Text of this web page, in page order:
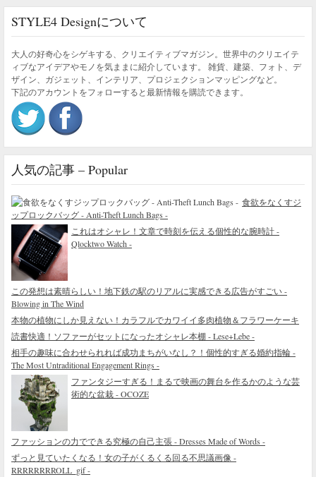
STYLE4 Designについて
大人の好奇心をシゲキする、クリエイティブマガジン。世界中のクリエイテ
ィブなアイデアやモノを気ままに紹介しています。 雑貨、建築、フォト、デ
ザイン、ガジェット、インテリア、プロジェクションマッピングなど。
下記のアカウントをフォローすると最新情報を購読できます。
人気の記事 – Popular
食欲をなくすジ
ップロックバッグ - Anti-Theft Lunch Bags -
これはオシャレ！文章で時刻を伝える個性的な腕時計 -
Qlocktwo Watch -
この発想は素晴らしい！地下鉄の駅のリアルに実感できる広告がすごい -
Blowing in The Wind
本物の植物にしか見えない！カラフルでカワイイ多肉植物＆フラワーケーキ
読書快適！ソファーがセットになったオシャレ本棚 - Lese+Lebe -
相手の趣味に合わせられれば成功まちがいなし？！個性的すぎる婚約指輪 -
The Most Untraditional Engagement Rings -
ファンタジーすぎる！まるで映画の舞台を作るかのような芸
術的な盆栽 - OCOZE
ファッションの力でできる究極の自己主張 - Dresses Made of Words -
ずっと見ていたくなる！女の子がくるくる回る不思議画像 -
RRRRRRRROLL_gif -